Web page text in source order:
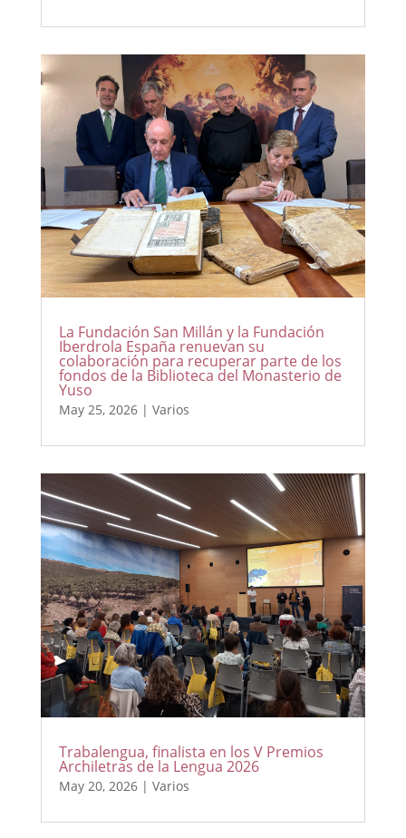
La Fundación San Millán y la Fundación
Iberdrola España renuevan su
colaboración para recuperar parte de los
fondos de la Biblioteca del Monasterio de
Yuso
May 25, 2026| Varios
Trabalengua, finalista en los V Premios
Archiletras de la Lengua 2026
May 20, 2026| Varios